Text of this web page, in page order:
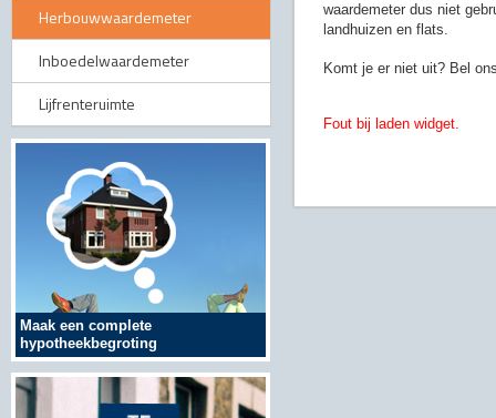
Herbouwwaardemeter
Inboedelwaardemeter
Lijfrenteruimte
Maak een complete
hypotheekbegroting
waardemeter dus niet
landhuizen en flats.
Komt je er niet uit? Bel
Fout bij laden widget.